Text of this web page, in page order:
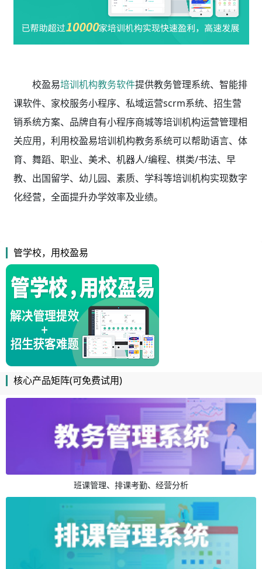
校盈易培训机构教务软件提供教务管理系统、智能排
课软件、家校服务小程序、私域运营scrm系统、招生营
销系统方案、品牌自有小程序商城等培训机构运营管理相
关应用，利用校盈易培训机构教务系统可以帮助语言、体
育、舞蹈、职业、美术、机器人/编程、棋类/书法、早
教、出国留学、幼儿园、素质、学科等培训机构实现数字
化经营，全面提升办学效率及业绩。
管学校，用校盈易
核心产品矩阵(可免费试用)
班课管理、排课考勤、经营分析